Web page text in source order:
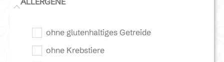
ohne glutenhaltiges Getreide
ohne Krebstiere